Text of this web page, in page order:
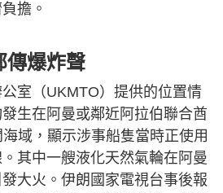
擔。
傳爆炸聲
室（UKMTO）提供的位置情
生在阿曼或鄰近阿拉伯聯合酋
域，顯示涉事船隻當時正使用
其中一艘液化天然氣輪在阿曼
大火。伊朗國家電視台事後報